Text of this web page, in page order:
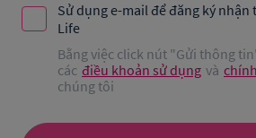
Sử dụng e-mail để đăng ký
Life
Bằng việc click nút "Gửi thông
các điều khoản sử dụng và
chúng tôi